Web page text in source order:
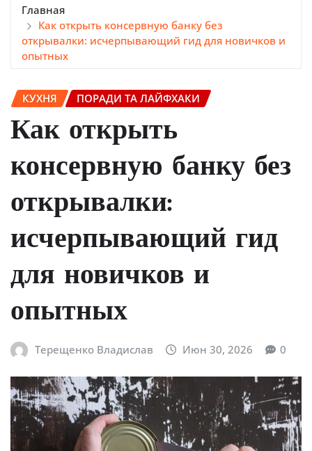
Главная
Как открыть консервную банку без
открывалки: исчерпывающий гид для новичков и
опытных
КУХНЯ ПОРАДИ ТА ЛАЙФХАКИ
Как открыть
консервную банку без
открывалки:
исчерпывающий гид
для новичков и
опытных
Терещенко Владислав Июн 30, 2026 0